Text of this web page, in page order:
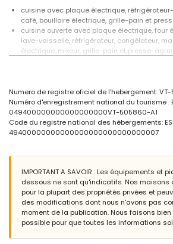
cuisine avec plaque électrique,
café, bouilloire électrique, grille-pain et
cuisine ouverte avec plaque électrique, four
lave-vaisselle, réfrigérateur, congélateur,
électrique, mixeur, grille-pain et presse-
chambre avec lit queen size (200 par 150
chambre avec climatisation, 2 lits simples
salle de bain en suite avec double lavabo,
2 salles de bains chacune avec lavabo
piscine privée en forme de rein mesurant 7m
profondeur
jardin avec gravier, arbres et mobilier de
2 terrasses
barbecue
douche extérieure
espace salon extérieur et espace repas
Informations supplémentaires
Numero de registre oficiel de l'hebergement:
Numéro d'enregistrement national du tourisme :
049400000000000000000VT-505860-A1
Code du registre national des hébergements:
49400000000000000000000000000007
IMPORTANT A SAVOIR : Les équipements et
dessous ne sont qu'indicatifs. Nos maisons
pour la plupart des propriétés privées et
des modifications dont nous n'avons pas
moment de la publication. Nous faisons
possible pour que toutes les informations